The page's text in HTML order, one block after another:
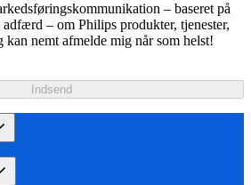
– baseret på
– om Philips produkter, tjenester,
kan nemt afmelde mig når som helst!
Indsend